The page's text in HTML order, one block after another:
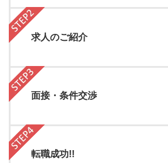
求人のご紹介
面接・条件交渉
転職成功!!